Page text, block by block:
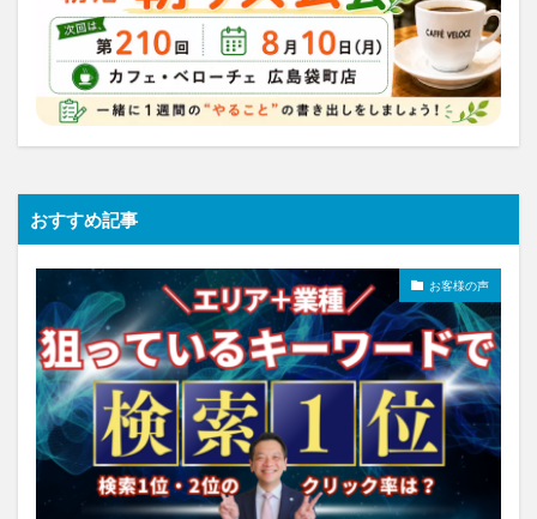
おすすめ記事
お客様の声